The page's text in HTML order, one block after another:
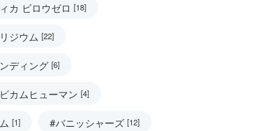
カ ビロウゼロ [18]
ジウム [22]
ディング [6]
カムヒューマン [4]
[1] #バニッシャーズ [12]